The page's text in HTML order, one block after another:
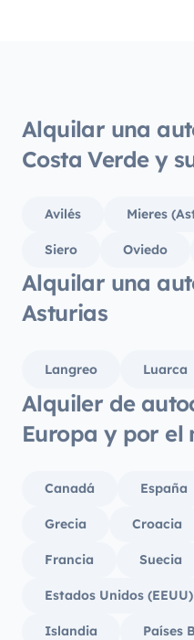
Alquilar una
Costa Verde y
Avilés Mieres
Siero Oviedo
Alquilar una
Asturias
Langreo Luarca
Alquiler de
Europa y por el
Canadá España
Grecia Croacia
Francia Suecia
Estados Unidos (EEUU)
Islandia Países